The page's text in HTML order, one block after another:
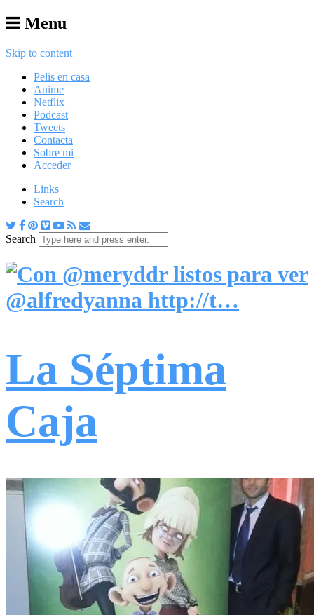
Menu
Skip to content
Pelis en casa
Anime
Netflix
Podcast
Tweets
Contacta
Sobre mi
Acceder
Links
Search
Search
La Séptima
Caja